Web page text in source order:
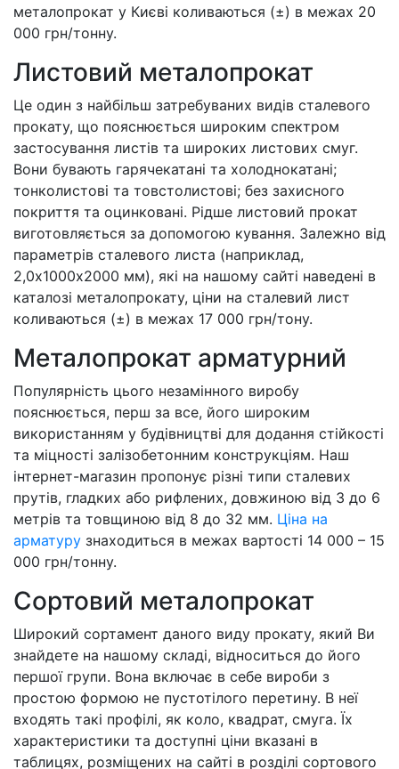
металопрокат у Києві коливаються (±) в межах 20
000 грн/тонну.
Листовий металопрокат
Це один з найбільш затребуваних видів сталевого
прокату, що пояснюється широким спектром
застосування листів та широких листових смуг.
Вони бувають гарячекатані та холоднокатані;
тонколистові та товстолистові; без захисного
покриття та оцинковані. Рідше листовий прокат
виготовляється за допомогою кування. Залежно від
параметрів сталевого листа (наприклад,
2,0х1000х2000 мм), які на нашому сайті наведені в
каталозі металопрокату, ціни на сталевий лист
коливаються (±) в межах 17 000 грн/тону.
Металопрокат арматурний
Популярність цього незамінного виробу
пояснюється, перш за все, його широким
використанням у будівництві для додання стійкості
та міцності залізобетонним конструкціям. Наш
інтернет-магазин пропонує різні типи сталевих
прутів, гладких або рифлених, довжиною від 3 до 6
метрів та товщиною від 8 до 32 мм. Ціна на
арматуру знаходиться в межах вартості 14 000 – 15
000 грн/тонну.
Сортовий металопрокат
Широкий сортамент даного виду прокату, який Ви
знайдете на нашому складі, відноситься до його
першої групи. Вона включає в себе вироби з
простою формою не пустотілого перетину. В неї
входять такі профілі, як коло, квадрат, смуга. Їх
характеристики та доступні ціни вказані в
таблицях, розміщених на сайті в розділі сортового